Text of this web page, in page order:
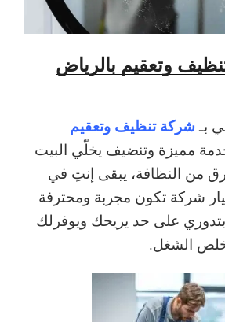
وتعقيم بالرياض
بـ شركة تنظيف وتعقيم
مميزة وتنضيف يخلّي البيت
من النظافة، يبقى إنتِ في
شركة تكون مجربة ومحترفة
بتدوري على حد يريحك ويوفرلك
الشغل.